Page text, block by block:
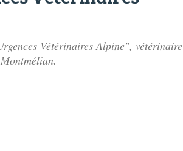
Vétérinaires Alpine", vétérinaire